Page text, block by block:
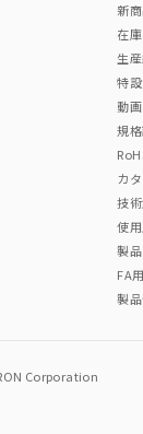
載がされた商品
弊社営業部門も
新
在
生
特
動
規
カ
技
使
製
FA
製
Corporation